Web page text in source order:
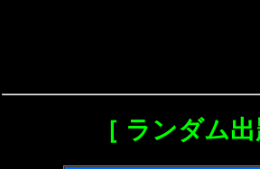
［ ランダム出